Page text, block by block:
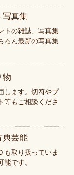
写真集
トの雑誌、写真集
ろん最新の写真集
物
します。切符やプ
等もご相談くださ
典芸能
も取り扱っていま
です。